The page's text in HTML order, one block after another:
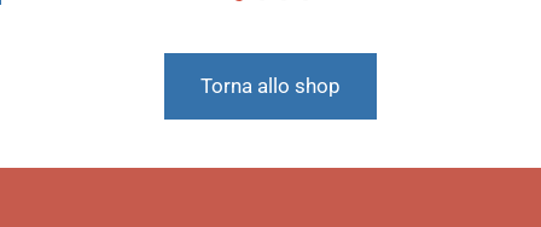
Torna allo shop